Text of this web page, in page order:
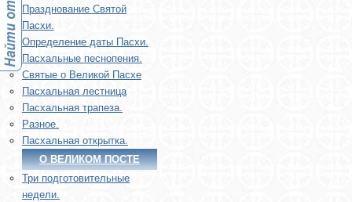
Празднование Святой
Пасхи.
Определение даты Пасхи.
Пасхальные песнопения.
Святые о Великой Пасхе
Пасхальная лестница
Пасхальная трапеза.
Разное.
Пасхальная открытка.
О ВЕЛИКОМ ПОСТЕ
Три подготовительные
недели.